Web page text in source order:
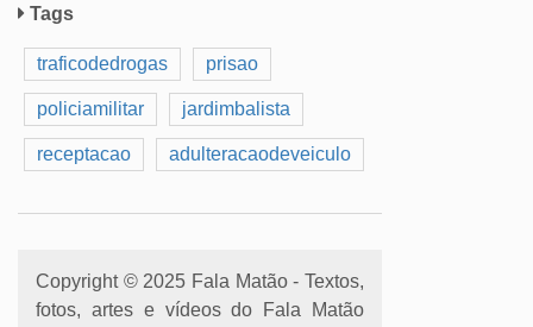
Tags
traficodedrogas prisao
policiamilitar jardimbalista
receptacao adulteracaodeveiculo
Copyright © 2025 Fala Matão - Textos,
fotos, artes e vídeos do Fala Matão